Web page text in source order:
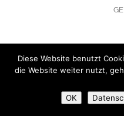
Diese Website benutzt
die Website weiter nutzt,
OK